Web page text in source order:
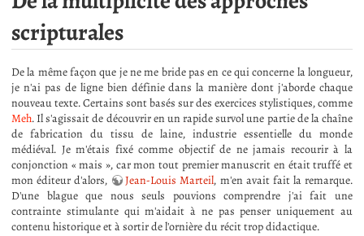
scripturales
De la même façon que je ne me bride pas en ce qui concerne la longueur,
je n'ai pas de ligne bien définie dans la manière dont j'aborde chaque
nouveau texte. Certains sont basés sur des exercices stylistiques, comme
Meh. Il s'agissait de découvrir en un rapide survol une partie de la chaîne
de fabrication du tissu de laine, industrie essentielle du monde
médiéval. Je m'étais fixé comme objectif de ne jamais recourir à la
conjonction « mais », car mon tout premier manuscrit en était truffé et
mon éditeur d'alors,
Jean-Louis Marteil, m'en avait fait la remarque.
D'une blague que nous seuls pouvions comprendre j'ai fait une
contrainte stimulante qui m'aidait à ne pas penser uniquement au
contenu historique et à sortir de l'ornière du récit trop didactique.